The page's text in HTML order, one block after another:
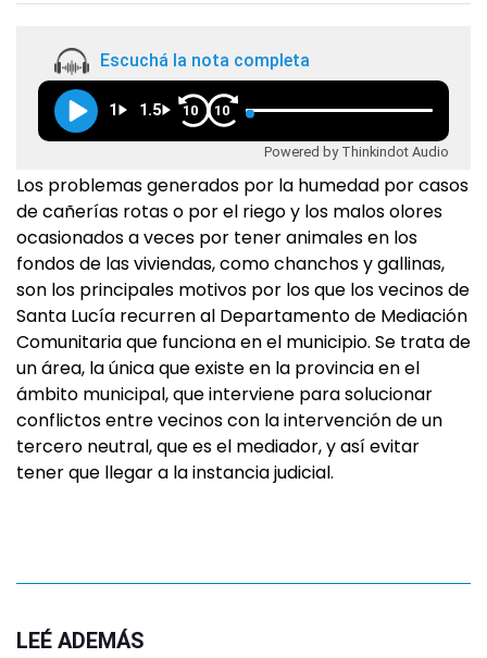
Escuchá la nota completa
1 1.5 10 10
Powered by Thinkindot Audio
Los problemas generados por la humedad por casos
de cañerías rotas o por el riego y los malos olores
ocasionados a veces por tener animales en los
fondos de las viviendas, como chanchos y gallinas,
son los principales motivos por los que los vecinos de
Santa Lucía recurren al Departamento de Mediación
Comunitaria que funciona en el municipio. Se trata de
un área, la única que existe en la provincia en el
ámbito municipal, que interviene para solucionar
conflictos entre vecinos con la intervención de un
tercero neutral, que es el mediador, y así evitar
tener que llegar a la instancia judicial.
LEÉ ADEMÁS